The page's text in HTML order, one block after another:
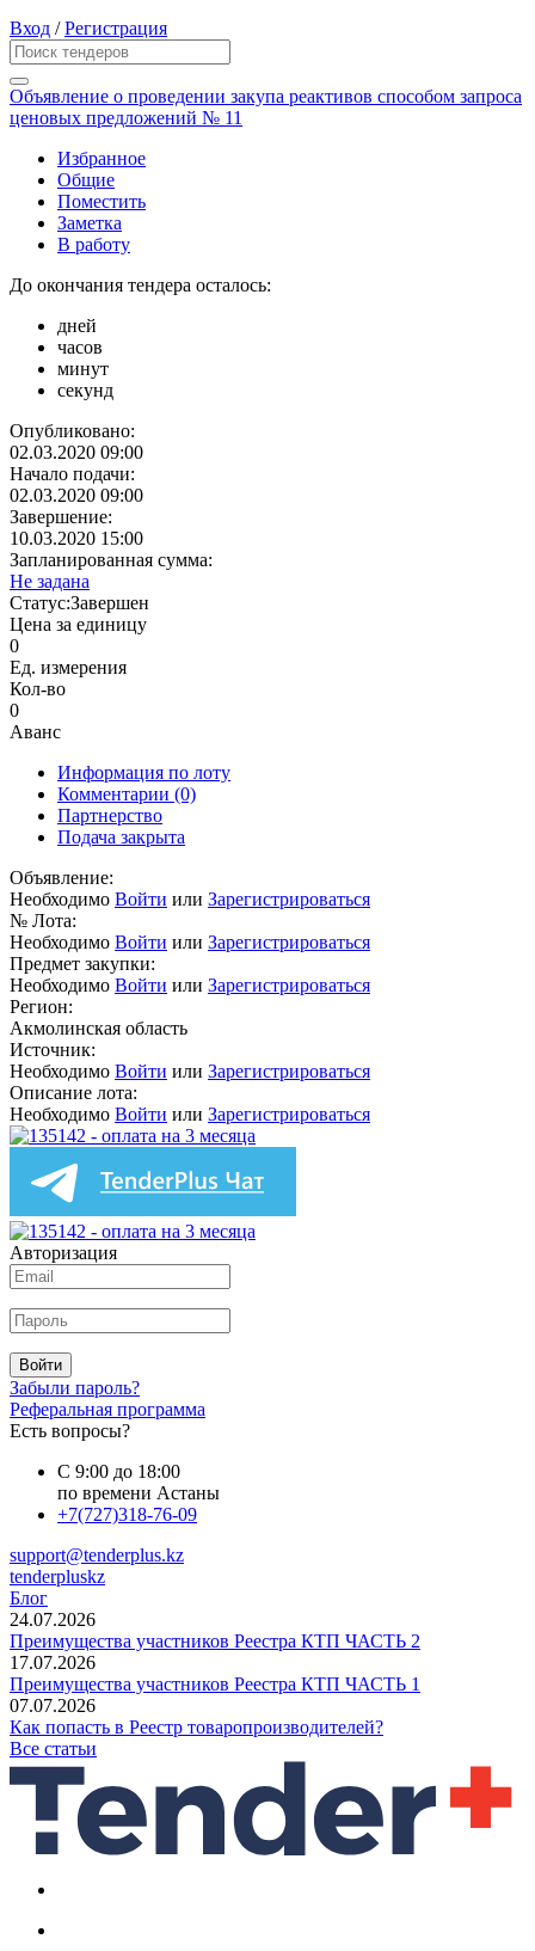
Вход /Регистрация
Объявление о проведении закупа реактивов способом запроса
ценовых предложений № 11
Избранное
Общие
Поместить
Заметка
В работу
До окончания тендера осталось:
дней
часов
минут
секунд
Опубликовано:
02.03.2020 09:00
Начало подачи:
02.03.2020 09:00
Завершение:
10.03.2020 15:00
Запланированная сумма:
Не задана
Статус:Завершен
Цена за единицу
0
Ед. измерения
Кол-во
0
Аванс
Информация по лоту
Комментарии (0)
Партнерство
Подача закрыта
Объявление:
Необходимо Войти или Зарегистрироваться
№ Лота:
Необходимо Войти или Зарегистрироваться
Предмет закупки:
Необходимо Войти или Зарегистрироваться
Регион:
Акмолинская область
Источник:
Необходимо Войти или Зарегистрироваться
Описание лота:
Необходимо Войти или Зарегистрироваться
Авторизация
Войти
Забыли пароль?
Реферальная программа
Есть вопросы?
С 9:00 до 18:00
по времени Астаны
+7(727)318-76-09
support@tenderplus.kz
tenderpluskz
Блог
24.07.2026
Преимущества участников Реестра КТП ЧАСТЬ 2
17.07.2026
Преимущества участников Реестра КТП ЧАСТЬ 1
07.07.2026
Как попасть в Реестр товаропроизводителей?
Все статьи